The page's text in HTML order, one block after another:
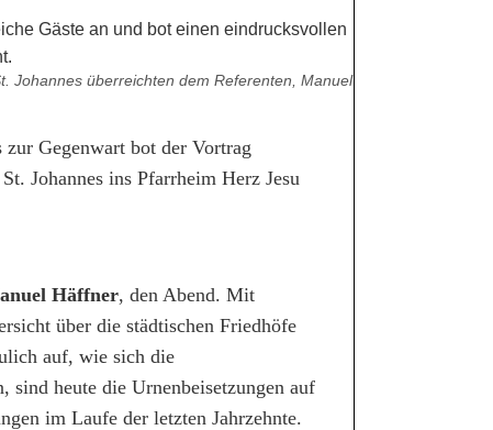
Johannes überreichten dem Referenten, Manuel
Gegenwart bot der Vortrag
Johannes ins Pfarrheim Herz Jesu
Häffner, den Abend. Mit
über die städtischen Friedhöfe
auf, wie sich die
sind heute die Urnenbeisetzungen auf
im Laufe der letzten Jahrzehnte.